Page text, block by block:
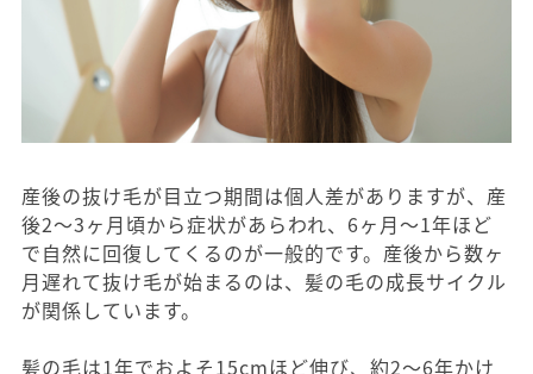
産後の抜け毛が目立つ期間は個人差がありますが、産
後2～3ヶ月頃から症状があらわれ、6ヶ月～1年ほど
で自然に回復してくるのが一般的です。産後から数ヶ
月遅れて抜け毛が始まるのは、髪の毛の成長サイクル
が関係しています。
髪の毛は1年でおよそ15cmほど伸び、約2～6年かけ